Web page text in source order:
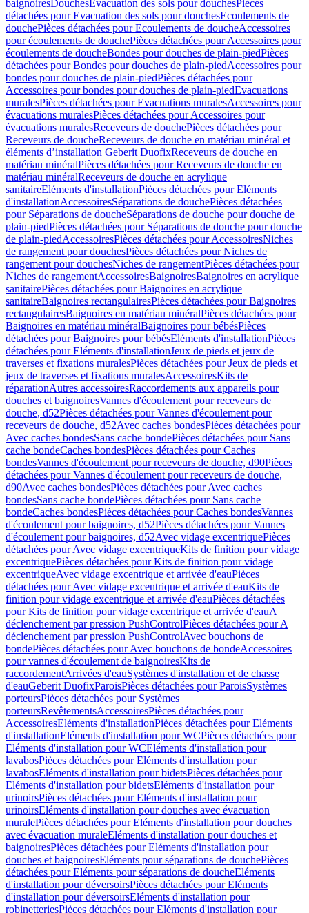
baignoiresDouchesEvacuation des sols pour douchesPièces
détachées pour Evacuation des sols pour douchesEcoulements de
douchePièces détachées pour Ecoulements de doucheAccessoires
pour écoulements de douchePièces détachées pour Accessoires pour
écoulements de doucheBondes pour douches de plain-piedPièces
détachées pour Bondes pour douches de plain-piedAccessoires pour
bondes pour douches de plain-piedPièces détachées pour
Accessoires pour bondes pour douches de plain-piedEvacuations
muralesPièces détachées pour Evacuations muralesAccessoires pour
évacuations muralesPièces détachées pour Accessoires pour
évacuations muralesReceveurs de douchePièces détachées pour
Receveurs de doucheReceveurs de douche en matériau minéral et
éléments d’installation Geberit DuofixReceveurs de douche en
matériau minéralPièces détachées pour Receveurs de douche en
matériau minéralReceveurs de douche en acrylique
sanitaireEléments d'installationPièces détachées pour Eléments
d'installationAccessoiresSéparations de douchePièces détachées
pour Séparations de doucheSéparations de douche pour douche de
plain-piedPièces détachées pour Séparations de douche pour douche
de plain-piedAccessoiresPièces détachées pour AccessoiresNiches
de rangement pour douchesPièces détachées pour Niches de
rangement pour douchesNiches de rangementPièces détachées pour
Niches de rangementAccessoiresBaignoiresBaignoires en acrylique
sanitairePièces détachées pour Baignoires en acrylique
sanitaireBaignoires rectangulairesPièces détachées pour Baignoires
rectangulairesBaignoires en matériau minéralPièces détachées pour
Baignoires en matériau minéralBaignoires pour bébésPièces
détachées pour Baignoires pour bébésEléments d'installationPièces
détachées pour Eléments d'installationJeux de pieds et jeux de
traverses et fixations muralesPièces détachées pour Jeux de pieds et
jeux de traverses et fixations muralesAccessoiresKits de
réparationAutres accessoiresRaccordements aux appareils pour
douches et baignoiresVannes d'écoulement pour receveurs de
douche, d52Pièces détachées pour Vannes d'écoulement pour
receveurs de douche, d52Avec caches bondesPièces détachées pour
Avec caches bondesSans cache bondePièces détachées pour Sans
cache bondeCaches bondesPièces détachées pour Caches
bondesVannes d'écoulement pour receveurs de douche, d90Pièces
détachées pour Vannes d'écoulement pour receveurs de douche,
d90Avec caches bondesPièces détachées pour Avec caches
bondesSans cache bondePièces détachées pour Sans cache
bondeCaches bondesPièces détachées pour Caches bondesVannes
d'écoulement pour baignoires, d52Pièces détachées pour Vannes
d'écoulement pour baignoires, d52Avec vidage excentriquePièces
détachées pour Avec vidage excentriqueKits de finition pour vidage
excentriquePièces détachées pour Kits de finition pour vidage
excentriqueAvec vidage excentrique et arrivée d'eauPièces
détachées pour Avec vidage excentrique et arrivée d'eauKits de
finition pour vidage excentrique et arrivée d'eauPièces détachées
pour Kits de finition pour vidage excentrique et arrivée d'eauA
déclenchement par pression PushControlPièces détachées pour A
déclenchement par pression PushControlAvec bouchons de
bondePièces détachées pour Avec bouchons de bondeAccessoires
pour vannes d'écoulement de baignoiresKits de
raccordementArrivées d'eauSystèmes d'installation et de chasse
d'eauGeberit DuofixParoisPièces détachées pour ParoisSystèmes
porteursPièces détachées pour Systèmes
porteursRevêtementsAccessoiresPièces détachées pour
AccessoiresEléments d'installationPièces détachées pour Eléments
d'installationEléments d'installation pour WCPièces détachées pour
Eléments d'installation pour WCEléments d'installation pour
lavabosPièces détachées pour Eléments d'installation pour
lavabosEléments d'installation pour bidetsPièces détachées pour
Eléments d'installation pour bidetsEléments d'installation pour
urinoirsPièces détachées pour Eléments d'installation pour
urinoirsEléments d'installation pour douches avec évacuation
muralePièces détachées pour Eléments d'installation pour douches
avec évacuation muraleEléments d'installation pour douches et
baignoiresPièces détachées pour Eléments d'installation pour
douches et baignoiresEléments pour séparations de douchePièces
détachées pour Eléments pour séparations de doucheEléments
d'installation pour déversoirsPièces détachées pour Eléments
d'installation pour déversoirsEléments d'installation pour
robinetteriesPièces détachées pour Eléments d'installation pour